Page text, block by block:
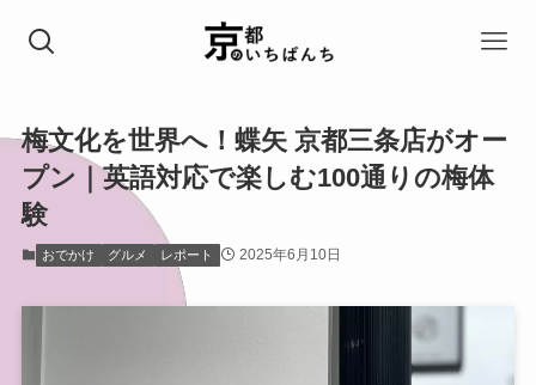
梅文化を世界へ！蝶矢 京都三条店がオー
プン｜英語対応で楽しむ100通りの梅体
験
おでかけ グルメ レポート 2025年6月10日